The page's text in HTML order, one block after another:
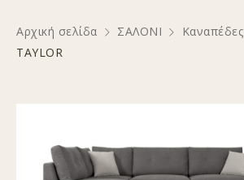
Αρχική σελίδα ΣΑΛΟΝΙ Καναπέδες
TAYLOR